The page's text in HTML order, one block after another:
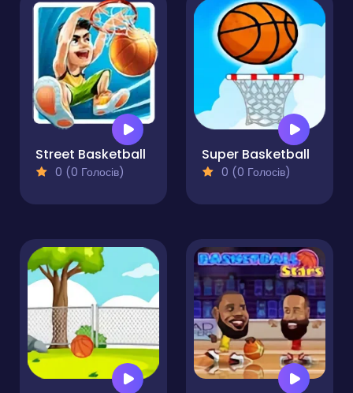
Street Basketball
0 (0 Голосів)
Super Basketball
0 (0 Голосів)